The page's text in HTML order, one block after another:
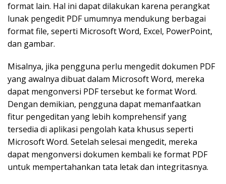
format lain. Hal ini dapat dilakukan karena perangkat
lunak pengedit PDF umumnya mendukung berbagai
format file, seperti Microsoft Word, Excel, PowerPoint,
dan gambar.
Misalnya, jika pengguna perlu mengedit dokumen PDF
yang awalnya dibuat dalam Microsoft Word, mereka
dapat mengonversi PDF tersebut ke format Word.
Dengan demikian, pengguna dapat memanfaatkan
fitur pengeditan yang lebih komprehensif yang
tersedia di aplikasi pengolah kata khusus seperti
Microsoft Word. Setelah selesai mengedit, mereka
dapat mengonversi dokumen kembali ke format PDF
untuk mempertahankan tata letak dan integritasnya.